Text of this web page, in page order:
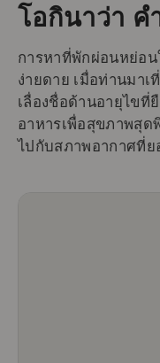
โอกินาว่า ค
การหาที่พักผ่อนหย่อน
ง่ายดาย เมื่อท่านมาเ
เลื่องชื่อด้านอายุไขที่
อาหารเพื่อสุขภาพสุด
ไปกับสภาพอากาศที่ย